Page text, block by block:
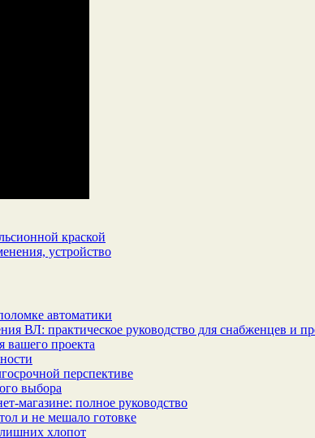
краской
устройство
автоматики
ВЛ: практическое руководство для снабженцев и
вашего проекта
перспективе
выбора
полное руководство
и не мешало готовке
хлопот